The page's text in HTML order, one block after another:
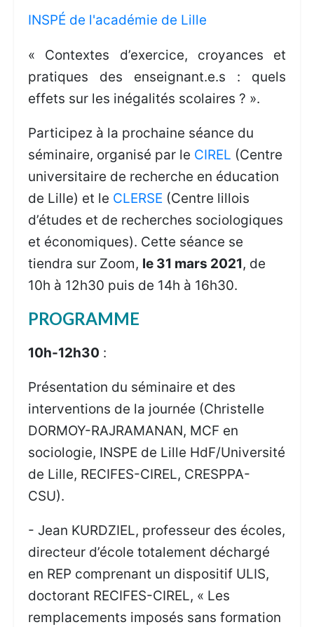
INSPÉ de l'académie de Lille
« Contextes d’exercice, croyances et
pratiques des enseignant.e.s : quels
effets sur les inégalités scolaires ? ».
Participez à la prochaine séance du
séminaire, organisé par le CIREL (Centre
universitaire de recherche en éducation
de Lille) et le CLERSE (Centre lillois
d’études et de recherches sociologiques
et économiques). Cette séance se
tiendra sur Zoom, le 31 mars 2021, de
10h à 12h30 puis de 14h à 16h30.
PROGRAMME
10h-12h30 :
Présentation du séminaire et des
interventions de la journée (Christelle
DORMOY-RAJRAMANAN, MCF en
sociologie, INSPE de Lille HdF/Université
de Lille, RECIFES-CIREL, CRESPPA-
CSU).
- Jean KURDZIEL, professeur des écoles,
directeur d’école totalement déchargé
en REP comprenant un dispositif ULIS,
doctorant RECIFES-CIREL, « Les
remplacements imposés sans formation